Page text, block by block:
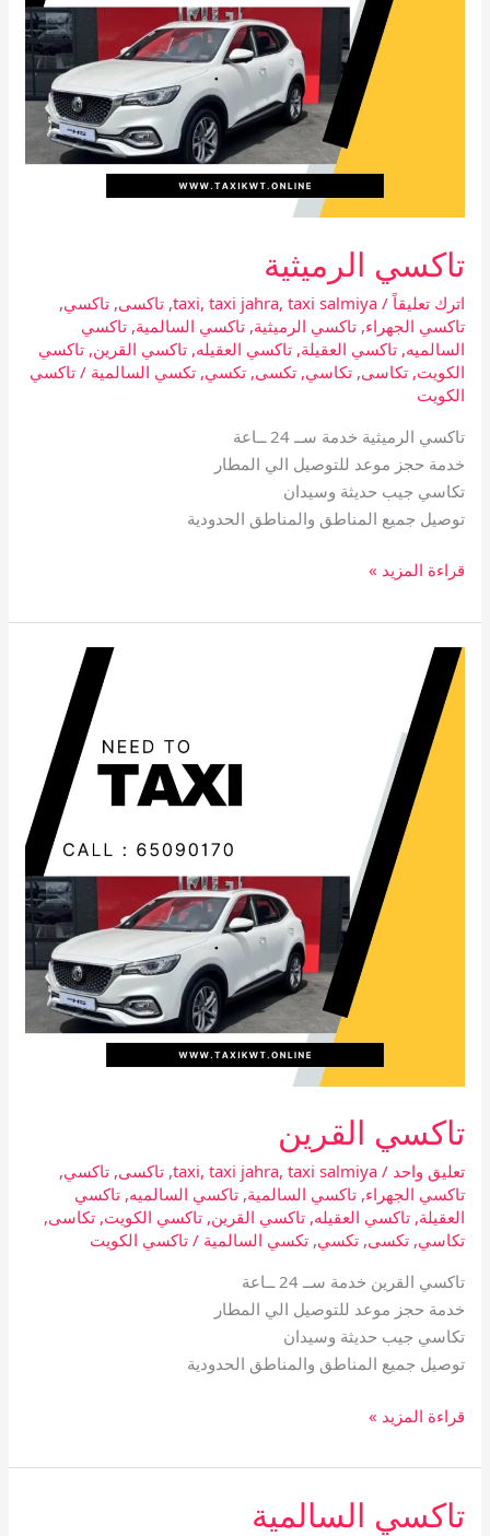
تاكسي الرميثية
اترك تعليقاً /
taxi, taxi jahra, taxi salmiya
,تاكسى,تاكسي,
تاكسي الجهراء,تاكسي الرميثية,تاكسي السالمية,تاكسي
السالميه,تاكسي العقيلة,تاكسي العقيله,تاكسي القرين,تاكسي
الكويت,تكاسى,تكاسي,تكسى,تكسي,تكسي السالمية /تاكسي
الكويت
تاكسي الرميثية خدمة ســ 24 ــاعة
خدمة حجز موعد للتوصيل الي المطار
تكاسي جيب حديثة وسيدان
توصيل جميع المناطق والمناطق الحدودية
قراءة المزيد »
تاكسي القرين
تعليق واحد /
taxi, taxi jahra, taxi salmiya
,تاكسى,تاكسي,
تاكسي الجهراء,تاكسي السالمية,تاكسي السالميه,تاكسي
العقيلة,تاكسي العقيله,تاكسي القرين,تاكسي الكويت,تكاسى,
تكاسي,تكسى,تكسي,تكسي السالمية /تاكسي الكويت
تاكسي القرين خدمة ســ 24 ــاعة
خدمة حجز موعد للتوصيل الي المطار
تكاسي جيب حديثة وسيدان
توصيل جميع المناطق والمناطق الحدودية
تاكسي
القرين
قراءة المزيد »
تاكسي السالمية
تاكسي